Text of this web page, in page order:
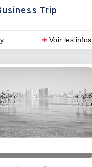
Trip
Voir les infos